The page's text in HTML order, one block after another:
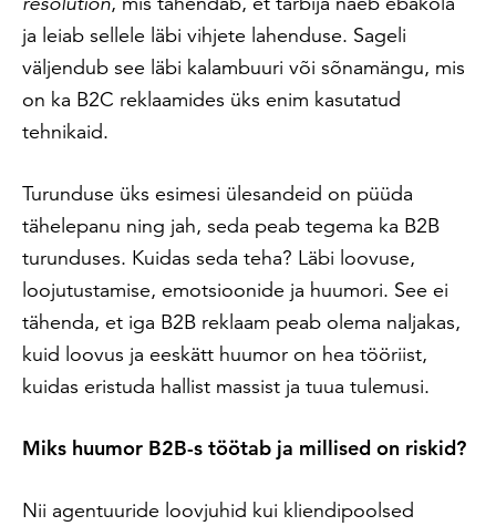
ja leiab sellele läbi vihjete lahenduse. Sageli
väljendub see läbi kalambuuri või sõnamängu, mis
on ka B2C reklaamides üks enim kasutatud
tehnikaid.
Turunduse üks esimesi ülesandeid on püüda
tähelepanu ning jah, seda peab tegema ka B2B
turunduses. Kuidas seda teha? Läbi loovuse,
loojutustamise, emotsioonide ja huumori. See ei
tähenda, et iga B2B reklaam peab olema naljakas,
kuid loovus ja eeskätt huumor on hea tööriist,
kuidas eristuda hallist massist ja tuua tulemusi.
Miks huumor B2B-s töötab ja millised on riskid?
Nii agentuuride loovjuhid kui kliendipoolsed